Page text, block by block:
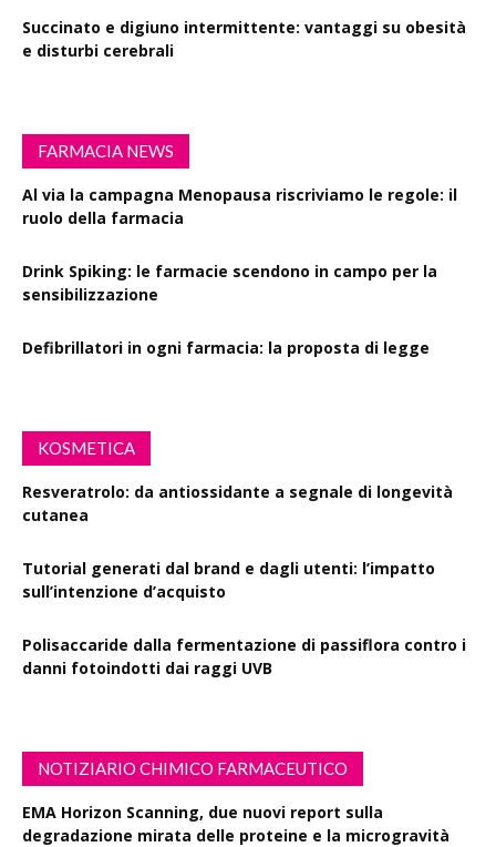
Succinato e digiuno intermittente: vantaggi su obesità
e disturbi cerebrali
FARMACIA NEWS
Al via la campagna Menopausa riscriviamo le regole: il
ruolo della farmacia
Drink Spiking: le farmacie scendono in campo per la
sensibilizzazione
Defibrillatori in ogni farmacia: la proposta di legge
KOSMETICA
Resveratrolo: da antiossidante a segnale di longevità
cutanea
Tutorial generati dal brand e dagli utenti: l’impatto
sull’intenzione d’acquisto
Polisaccaride dalla fermentazione di passiflora contro i
danni fotoindotti dai raggi UVB
NOTIZIARIO CHIMICO FARMACEUTICO
EMA Horizon Scanning, due nuovi report sulla
degradazione mirata delle proteine e la microgravità